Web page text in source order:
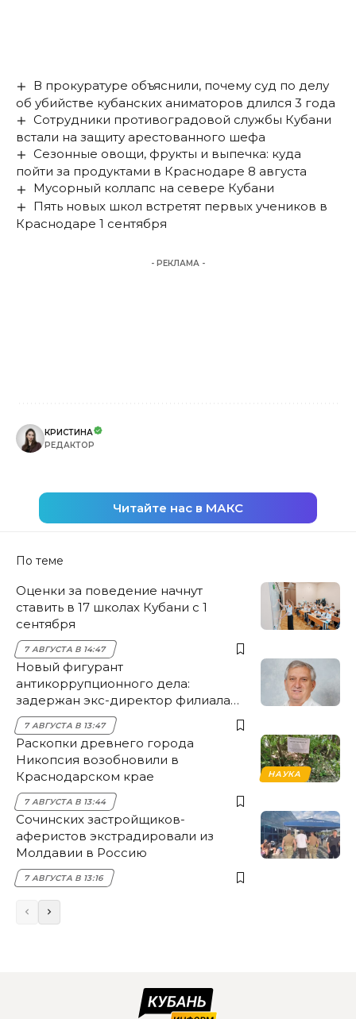
В прокуратуре объяснили, почему суд по делу
об убийстве кубанских аниматоров длился 3 года
Сотрудники противоградовой службы Кубани
встали на защиту арестованного шефа
Сезонные овощи, фрукты и выпечка: куда
пойти за продуктами в Краснодаре 8 августа
Мусорный коллапс на севере Кубани
Пять новых школ встретят первых учеников в
Краснодаре 1 сентября
- РЕКЛАМА -
КРИСТИНА
РЕДАКТОР
Читайте нас в МАКС
По теме
Оценки за поведение начнут
ставить в 17 школах Кубани с 1
сентября
7 АВГУСТА В 14:47
Новый фигурант
антикоррупционного дела:
задержан экс-директор филиала
НЭСК Крымска
7 АВГУСТА В 13:47
НАУКА
Раскопки древнего города
Никопсия возобновили в
Краснодарском крае
7 АВГУСТА В 13:44
Сочинских застройщиков-
аферистов экстрадировали из
Молдавии в Россию
7 АВГУСТА В 13:16